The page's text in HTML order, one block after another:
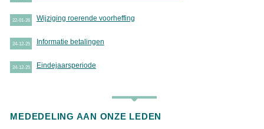
22-01-26 Wijziging roerende voorheffing
24-12-25 Informatie betalingen
24-12-25 Eindejaarsperiode
MEDEDELING AAN ONZE LEDEN